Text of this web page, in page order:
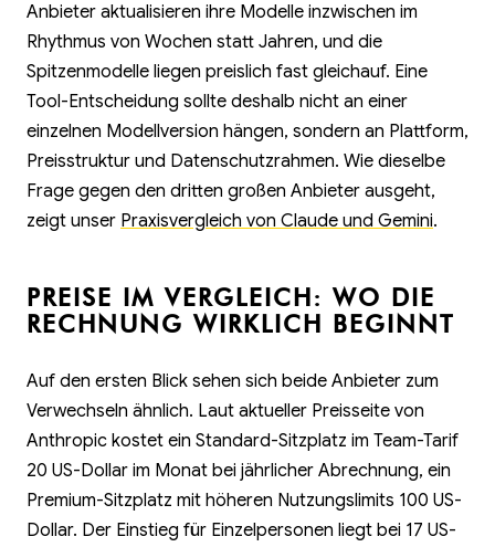
Anbieter aktualisieren ihre Modelle inzwischen im
Rhythmus von Wochen statt Jahren, und die
Spitzenmodelle liegen preislich fast gleichauf. Eine
Tool-Entscheidung sollte deshalb nicht an einer
einzelnen Modellversion hängen, sondern an Plattform,
Preisstruktur und Datenschutzrahmen. Wie dieselbe
Frage gegen den dritten großen Anbieter ausgeht,
zeigt unser Praxisvergleich von Claude und Gemini.
PREISE IM VERGLEICH: WO DIE
RECHNUNG WIRKLICH BEGINNT
Auf den ersten Blick sehen sich beide Anbieter zum
Verwechseln ähnlich. Laut aktueller Preisseite von
Anthropic kostet ein Standard-Sitzplatz im Team-Tarif
20 US-Dollar im Monat bei jährlicher Abrechnung, ein
Premium-Sitzplatz mit höheren Nutzungslimits 100 US-
Dollar. Der Einstieg für Einzelpersonen liegt bei 17 US-